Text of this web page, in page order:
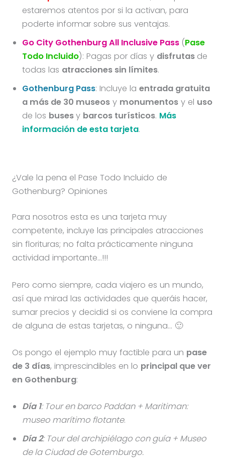
estaremos atentos por si la activan, para
poderte informar sobre sus ventajas.
Go City Gothenburg All Inclusive Pass (Pase
Todo Incluido): Pagas por días y disfrutas de
todas las atracciones sin límites.
Gothenburg Pass: Incluye la entrada gratuita
a más de 30 museosy monumentosy el uso
de los busesy barcos turísticos. Más
información de esta tarjeta.
¿Vale la pena el Pase Todo Incluido de
Gothenburg? Opiniones
Para nosotros esta es una tarjeta muy
competente, incluye las principales atracciones
sin florituras; no falta prácticamente ninguna
actividad importante…!!!
Pero como siempre, cada viajero es un mundo,
así que mirad las actividades que queráis hacer,
sumar precios y decidid si os conviene la compra
de alguna de estas tarjetas, o ninguna… 🙂
Os pongo el ejemplo muy factible para un pase
de 3 días, imprescindibles en lo principal que ver
en Gothenburg:
Día 1: Tour en barco Paddan + Maritiman:
museo marítimo flotante.
Día 2: Tour del archipiélago con guía + Museo
de la Ciudad de Gotemburgo.